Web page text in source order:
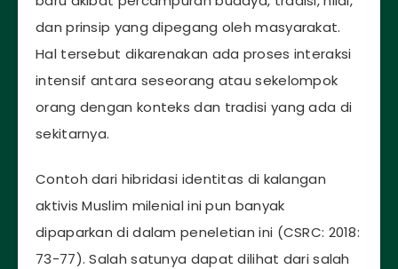
dan prinsip yang dipegang oleh masyarakat.
Hal tersebut dikarenakan ada proses interaksi
intensif antara seseorang atau sekelompok
orang dengan konteks dan tradisi yang ada di
sekitarnya.
Contoh dari hibridasi identitas di kalangan
aktivis Muslim milenial ini pun banyak
dipaparkan di dalam peneletian ini (CSRC: 2018:
73-77). Salah satunya dapat dilihat dari salah